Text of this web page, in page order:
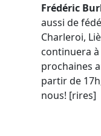
Frédéric
aussi de
Charleroi,
continuera
prochaines
partir de
nous! [rires]